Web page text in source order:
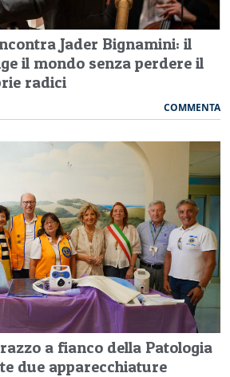
Jader Bignamini: il
il mondo senza perdere il
radici
COMMENTA
a fianco della Patologia
due apparecchiature